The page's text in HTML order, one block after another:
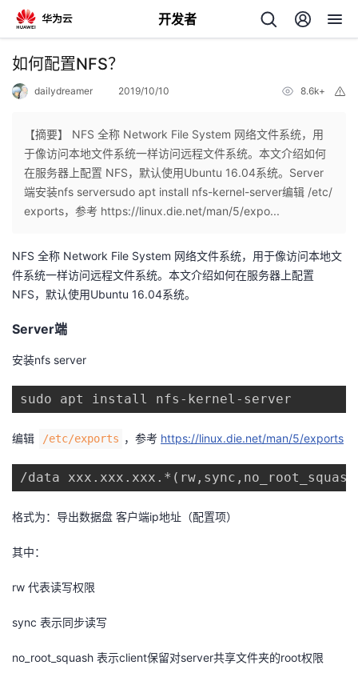
开发者
返
个
主
的
者
的
我
坛
圈
子
的
直
播
我
的
活
我
的
我
如何配置NFS？
dailydreamer 2019/10/10 8.6k+
【摘要】 NFS 全称 Network File System 网络文件系统，用
于像访问本地文件系统一样访问远程文件系统。本文介绍如何
在服务器上配置 NFS，默认使用Ubuntu 16.04系统。Server
端安装nfs serversudo apt install nfs-kernel-server编辑 /etc/
exports，参考 https://linux.die.net/man/5/expo...
NFS 全称 Network File System 网络文件系统，用于像访问本地文
件系统一样访问远程文件系统。本文介绍如何在服务器上配置
NFS，默认使用Ubuntu 16.04系统。
Server端
安装nfs server
sudo apt install nfs-kernel-server
编辑 /etc/exports ，参考 https://linux.die.net/man/5/exports
/data
格式为：导出数据盘 客户端ip地址（配置项）
其中：
rw 代表读写权限
sync 表示同步读写
no_root_squash 表示client保留对server共享文件夹的root权限